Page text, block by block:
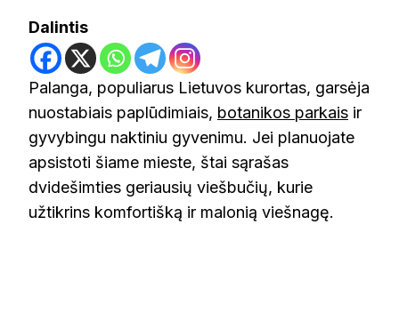
Dalintis
Palanga, populiarus Lietuvos kurortas, garsėja
nuostabiais paplūdimiais, botanikos parkais ir
gyvybingu naktiniu gyvenimu. Jei planuojate
apsistoti šiame mieste, štai sąrašas
dvidešimties geriausių viešbučių, kurie
užtikrins komfortišką ir malonią viešnagę.